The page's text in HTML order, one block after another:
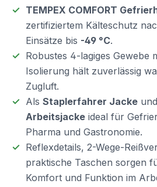
TEMPEX COMFORT
zertifiziertem Kälteschutz
Einsätze bis -49 °C.
Robustes 4-lagiges Gewebe
Isolierung hält zuverlässig
Zugluft.
Als Staplerfahrer Jacke und
Arbeitsjacke ideal für
Pharma und Gastronomie.
Reflexdetails, 2-Wege-
praktische Taschen sorgen
Komfort und Funktion im